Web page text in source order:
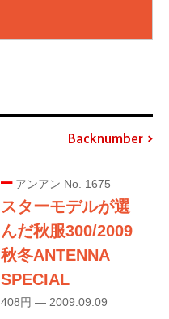
Backnumber
アンアン No. 1675
スターモデルが選
んだ秋服300/2009
秋冬ANTENNA
SPECIAL
408円 — 2009.09.09